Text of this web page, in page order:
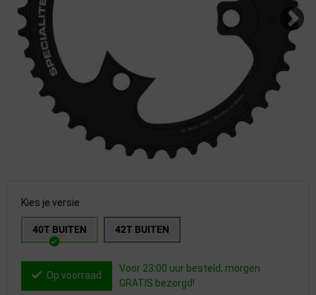
Kies je versie
40T BUITEN 42T BUITEN
Op voorraad
Voor 23:00 uur besteld, morgen
GRATIS bezorgd!